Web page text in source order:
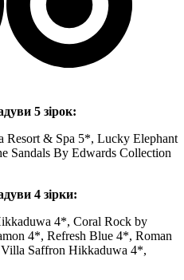
5 зірок:
Resort & Spa 5*, Lucky Elephant
By Edwards Collection
4 зірки:
4*, Coral Rock by
4*, Refresh Blue 4*, Roman
Saffron Hikkaduwa 4*,